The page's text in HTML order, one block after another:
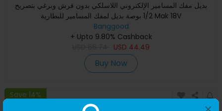
بديل مفك المسامير الإلكتروني اللاسلكي بدون فرش وبرغي بتصريح
1/2 بوصة بديل لمفك المسامير للبطارية Mak 18V
Banggood
+ Upto 9.80% Cashback
USD 44.49
Buy Now
Save 14%